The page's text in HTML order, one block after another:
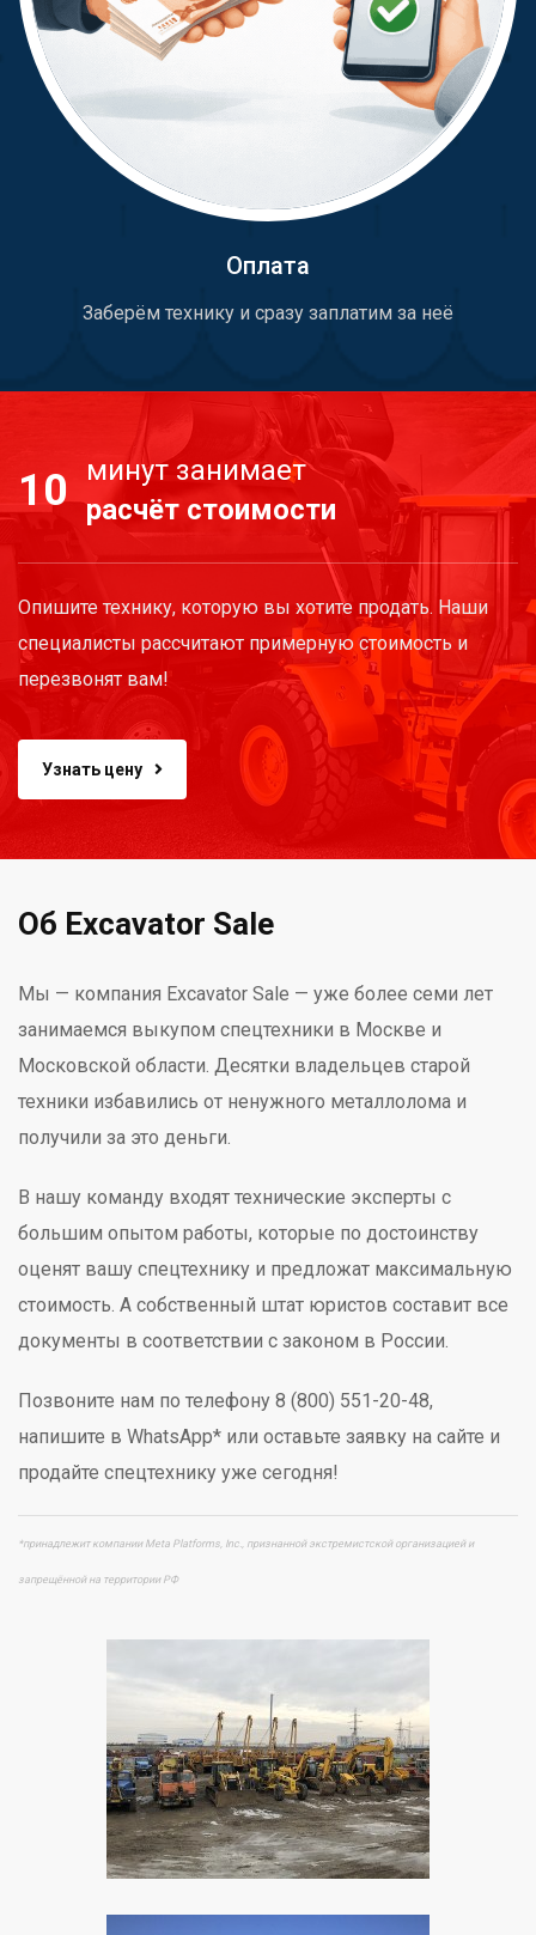
Оплата
Заберём технику и сразу заплатим за неё
10
минут занимает
расчёт стоимости
Опишите технику, которую вы хотите продать. Наши
специалисты рассчитают примерную стоимость и
перезвонят вам!
Узнать цену
Об Excavator Sale
Мы — компания Excavator Sale — уже более семи лет
занимаемся выкупом спецтехники в Москве и
Московской области. Десятки владельцев старой
техники избавились от ненужного металлолома и
получили за это деньги.
В нашу команду входят технические эксперты с
большим опытом работы, которые по достоинству
оценят вашу спецтехнику и предложат максимальную
стоимость. А собственный штат юристов составит все
документы в соответствии с законом в России.
Позвоните нам по телефону 8 (800) 551-20-48,
напишите в WhatsApp* или оставьте заявку на сайте и
продайте спецтехнику уже сегодня!
*принадлежит компании Meta Platforms, Inc., признанной экстремистской организацией и
запрещённой на территории РФ